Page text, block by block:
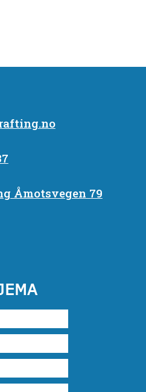
Åmotsvegen 79